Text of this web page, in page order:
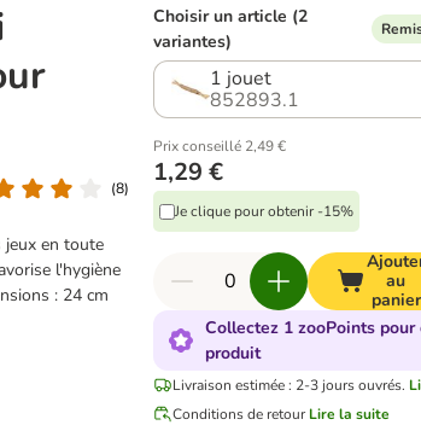
(8)
en toute
l'hygiène
: 24 cm
Choisir un article (2
variantes)
1 jouet
852893.1
Prix conseillé 2,49 €
1,29 €
Je clique pour obtenir -15%
au
panier
Collectez 1 zooPoints pour
produit
Livraison estimée : 2-3 jours ouvrés.
Conditions de retour Lire la suite